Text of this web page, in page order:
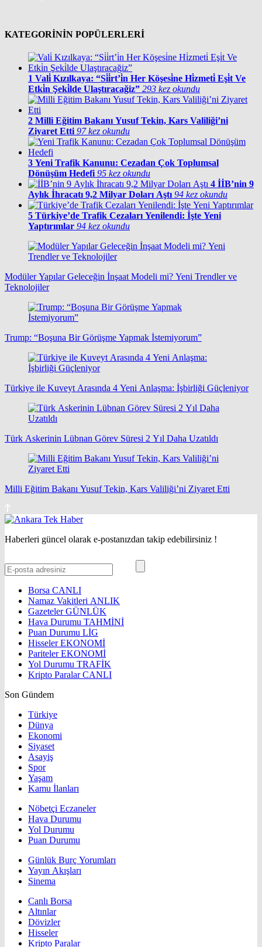
KATEGORİNİN POPÜLERLERİ
1 Vali̇ Kızılkaya: “Si̇i̇rt’i̇n Her Köşesi̇ne Hi̇zmeti̇ Eşi̇t Ve
Etki̇n Şeki̇lde Ulaştıracağiz” 293 kez okundu
2 Milli Eğitim Bakanı Yusuf Tekin, Kars Valiliği’ni
Ziyaret Etti 97 kez okundu
3 Yeni Trafik Kanunu: Cezadan Çok Toplumsal
Dönüşüm Hedefi 95 kez okundu
4 İİB’nin 9
Aylık İhracatı 9,2 Milyar Doları Aştı 94 kez okundu
5 Türkiye’de Trafik Cezaları Yenilendi: İşte Yeni
Yaptırımlar 94 kez okundu
Modüler Yapılar Geleceğin İnşaat Modeli mi? Yeni Trendler ve
Teknolojiler
Trump: “Boşuna Bir Görüşme Yapmak İstemiyorum”
Türkiye ile Kuveyt Arasında 4 Yeni Anlaşma: İşbirliği Güçleniyor
Türk Askerinin Lübnan Görev Süresi 2 Yıl Daha Uzatıldı
Milli Eğitim Bakanı Yusuf Tekin, Kars Valiliği’ni Ziyaret Etti
Haberleri güncel olarak e-postanızdan takip edebilirsiniz !
Borsa CANLI
Namaz Vakitleri ANLIK
GazetelerGÜNLÜK
Hava Durumu TAHMİNİ
Puan Durumu LİG
HisselerEKONOMİ
ParitelerEKONOMİ
Yol Durumu TRAFİK
Kripto ParalarCANLI
Son Gündem
Türkiye
Dünya
Ekonomi
Siyaset
Asayiş
Spor
Yaşam
Kamu İlanları
Nöbetçi Eczaneler
Hava Durumu
Yol Durumu
Puan Durumu
Günlük Burç Yorumları
Yayın Akışları
Sinema
Canlı Borsa
Altınlar
Dövizler
Hisseler
Kripto Paralar